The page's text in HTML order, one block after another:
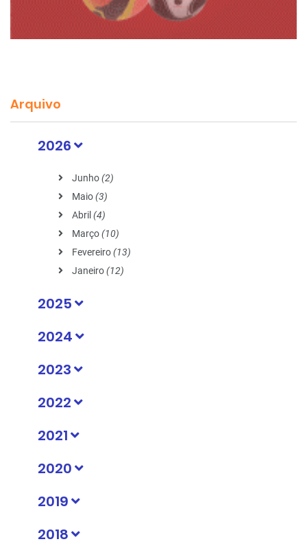
Arquivo
2026
Junho(2)
Maio(3)
Abril (4)
Março(10)
Fevereiro(13)
Janeiro(12)
2025
2024
2023
2022
2021
2020
2019
2018